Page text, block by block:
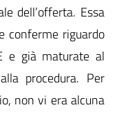
dell’offerta. Essa
conferme riguardo
e già maturate al
procedura. Per
non vi era alcuna